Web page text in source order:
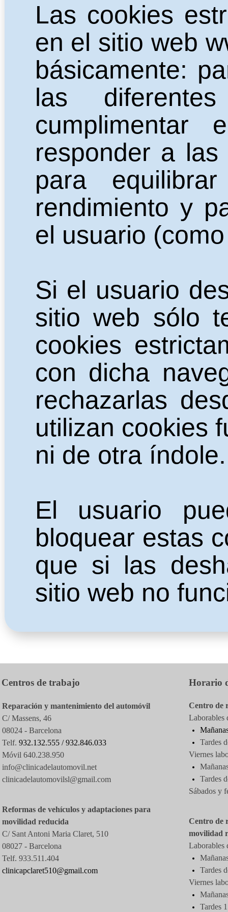
Las cookies
en el sitio web
básicamente:
las
cumplimentar
responder a
para
rendimiento y
el usuario
Si el usuario
sitio web sólo
cookies
con dicha
rechazarlas
utilizan cookies
ni de otra índole.
El usuario
bloquear estas
que si las
sitio web no
Centros de trabajo
Reparación y mantenimiento del automóvil
C/ Massens, 46
08024 - Barcelona
Telf. 932.132.555 /932.846.033
Móvil 640.238.950
info@clinicadelautomovil.net
clinicadelautomovilsl@gmail.com
Horario
Reformas de vehículos y adaptaciones para
movilidad reducida
C/ Sant Antoni Maria Claret, 510
08027 - Barcelona
Telf. 933.511.404
clinicapclaret510@gmail.com
Centro de
Laborables
Tardes
Viernes
Tardes
Sábados y
Centro de
movilidad
Laborables
Tardes
Viernes
Tardes